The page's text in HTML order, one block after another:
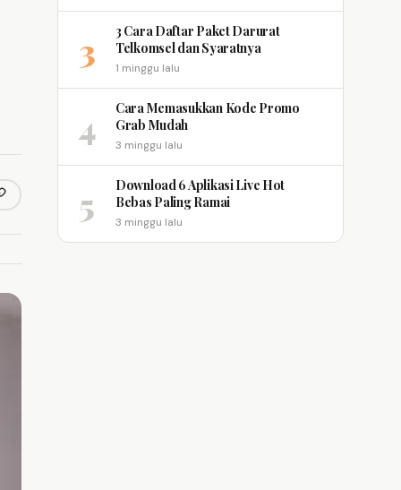
link
3
3 Cara Daftar Paket Darurat
Telkomsel dan Syaratnya
1 minggu lalu
4
Cara Memasukkan Kode Promo
Grab Mudah
3 minggu lalu
5
Download 6 Aplikasi Live Hot
Bebas Paling Ramai
3 minggu lalu